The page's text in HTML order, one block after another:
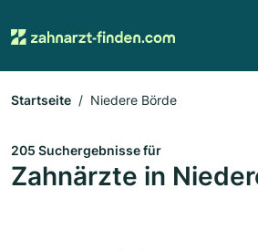
Startseite Niedere Börde
205 Suchergebnisse für
Zahnärzte in